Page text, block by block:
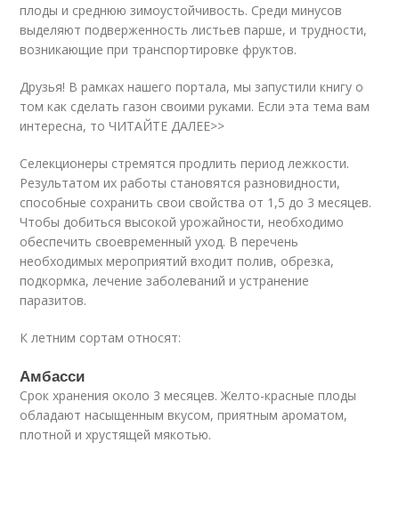
плоды и среднюю зимоустойчивость. Среди минусов
выделяют подверженность листьев парше, и трудности,
возникающие при транспортировке фруктов.
Друзья! В рамках нашего портала, мы запустили книгу о
том как сделать газон своими руками. Если эта тема вам
интересна, то ЧИТАЙТЕ ДАЛЕЕ>>
Селекционеры стремятся продлить период лежкости.
Результатом их работы становятся разновидности,
способные сохранить свои свойства от 1,5 до 3 месяцев.
Чтобы добиться высокой урожайности, необходимо
обеспечить своевременный уход. В перечень
необходимых мероприятий входит полив, обрезка,
подкормка, лечение заболеваний и устранение
паразитов.
К летним сортам относят:
Амбасси
Срок хранения около 3 месяцев. Желто-красные плоды
обладают насыщенным вкусом, приятным ароматом,
плотной и хрустящей мякотью.